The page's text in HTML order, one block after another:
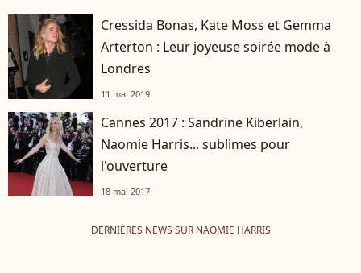
Cressida Bonas, Kate Moss et Gemma
Arterton : Leur joyeuse soirée mode à
Londres
11 mai 2019
Cannes 2017 : Sandrine Kiberlain,
Naomie Harris... sublimes pour
l'ouverture
18 mai 2017
DERNIÈRES NEWS SUR NAOMIE HARRIS